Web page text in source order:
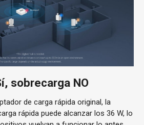
sobrecarga NO
de carga rápida original, la
rápida puede alcanzar los 36 W, lo